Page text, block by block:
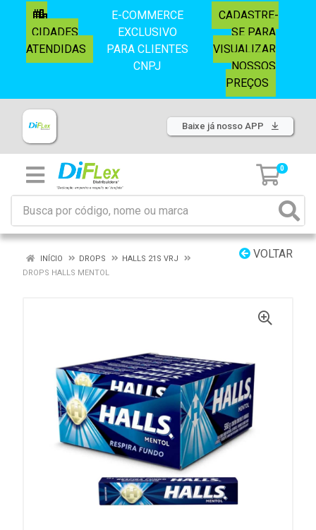
CIDADES
ATENDIDAS
E-COMMERCE
EXCLUSIVO
PARA CLIENTES
CNPJ
CADASTRE-
SE PARA
VISUALIZAR
NOSSOS
PREÇOS
Baixe já nosso APP
0
VOLTAR
INÍCIO DROPS
HALLS 21S VRJ
DROPS HALLS MENTOL